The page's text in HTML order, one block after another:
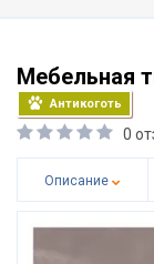
Мебельная
Антикоготь
0
Описание